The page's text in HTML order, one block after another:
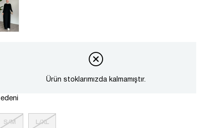
Ürün stoklarımızda kalmamıştır.
S/M L/XL